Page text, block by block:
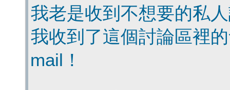
我老是收到不想要的私
我收到了這個討論區裡
mail！